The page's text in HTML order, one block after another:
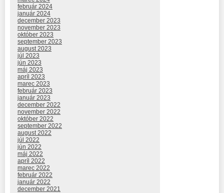
február 2024
január 2024
december 2023
november 2023
október 2023
september 2023
august 2023
júl 2023
jún 2023
máj 2023
apríl 2023
marec 2023
február 2023
január 2023
december 2022
november 2022
október 2022
september 2022
august 2022
júl 2022
jún 2022
máj 2022
apríl 2022
marec 2022
február 2022
január 2022
december 2021